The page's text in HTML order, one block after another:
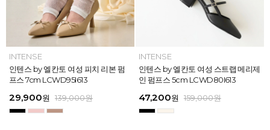
ELCANTO
[EXCLUSIVE] 노엘 엘칸토 여성 젤리
슈즈 2.3cm LCWW01U626
29,000원
MAZZ
마쯔 by 엘칸토 여성 크로스 와이드
스트랩 컴포트 샌들 3.5cm LCWW27
45,900원 159,000원
INTENSE
인텐스 by 엘칸토 여성 피치 리본 펌
프스 7cm LCWD95I613
29,900원 139,000원
INTENSE
인텐스 by 엘칸토 여성 스트랩 메리제
인 펌프스 5cm LCWD80I613
47,200원 159,000원
INTENSE
인텐스 by 엘칸토 여성 에나멜 스퀘어
오브제 플랫슈즈 1.5cm LCWD53I613
41,650원 149,000원
INTENSE
인텐스 by 엘칸토 여성 클래식 스트랩
로퍼 2cm LCWD72I613
27,920원 159,000원
MAZZ
마쯔 by 엘칸토 여성 투밴드 고프코어
플랫 캐주얼 2.5cm LCWC97M613
43,200원 159,000원
MAZZ
마쯔 by 엘칸토 여성 데이엔 스니커즈
3.5cm LCWS20M613
71,400원 189,000원
ELCANTO
[EXCLUSIVE] 노엘 엘칸토 여성 젤리
슈즈 2.3cm LCWW01U626
29,000원
MAZZ
마쯔 by 엘칸토 여성 크로스 와이드
스트랩 컴포트 샌들 3.5cm LCWW27
45,900원 159,000원
INTENSE
인텐스 by 엘칸토 여성 피치 리본 펌
프스 7cm LCWD95I613
29,900원 139,000원
INTENSE
인텐스 by 엘칸토 여성 스트랩 메리제
인 펌프스 5cm LCWD80I613
47,200원 159,000원